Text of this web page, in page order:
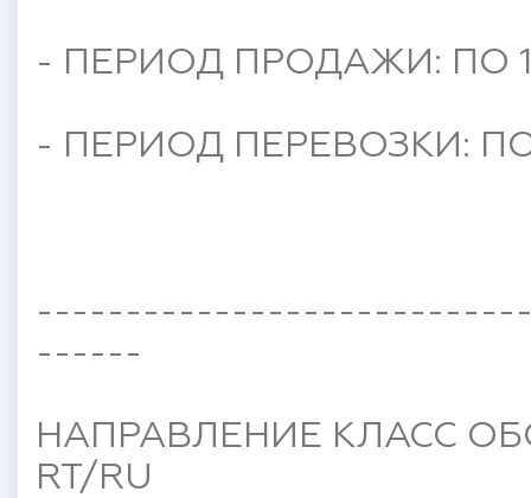
- ПЕРИОД ПРОДАЖИ: ПО
- ПЕРИОД ПЕРЕВОЗКИ: ПО
------
НАПРАВЛЕНИЕ КЛАСС
RT/RU